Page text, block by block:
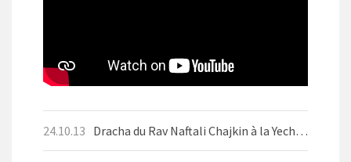
24.10.13 Dracha du Rav Naftali Chajkin à la Yechiva d'Aix-les-Bains le mercredi 9 octobre 2024